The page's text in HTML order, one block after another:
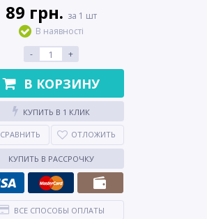
89 грн. за 1 шт
В наявності
-
+
В КОРЗИНУ
КУПИТЬ В 1 КЛИК
СРАВНИТЬ ОТЛОЖИТЬ
КУПИТЬ В РАССРОЧКУ
ВСЕ СПОСОБЫ ОПЛАТЫ